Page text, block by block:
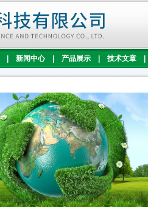
新闻中心 产品展示 技术文章